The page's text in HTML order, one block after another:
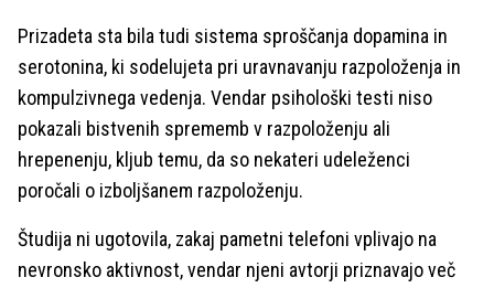
Prizadeta sta bila tudi sistema sproščanja dopamina in
serotonina, ki sodelujeta pri uravnavanju razpoloženja in
kompulzivnega vedenja. Vendar psihološki testi niso
pokazali bistvenih sprememb v razpoloženju ali
hrepenenju, kljub temu, da so nekateri udeleženci
poročali o izboljšanem razpoloženju.
Študija ni ugotovila, zakaj pametni telefoni vplivajo na
nevronsko aktivnost, vendar njeni avtorji priznavajo več